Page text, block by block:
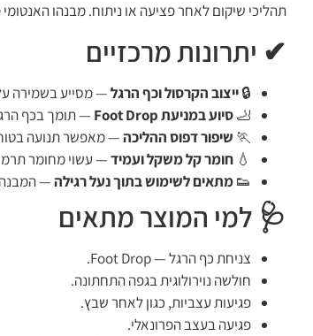
תהליכי שיקום לאחר פציעה או ניתוח. מבנהו
✔ יתרונות מרכזיים
🔒ייצוב הקרסול וכף הרגל— מסייע בשמירה
🦶סיוע במניעת Foot Drop
— תומך בכף
🏃 שיפור דפוס ההליכה— מאפשר תנועה
💧 חומר קל משקל ועמיד— עשוי מחומר
👟מתאים לשימוש בתוך נעל רגילה— המבנה
🩺 למי המוצר מתאים
צניחת כף הרגל — Foot Drop.
חולשה נוירולוגית בגפה התחתונה.
פגיעות עצביות, כגון לאחר שבץ.
פגיעה בעצב הפרונאלי.